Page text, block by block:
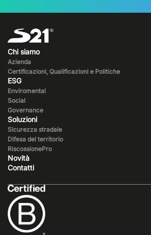
Chi siamo
Azienda
Certificazioni, Qualificazioni e Politiche
ESG
Enviromental
Social
Governance
Soluzioni
Sicurezza stradale
Difesa del territorio
RiscossionePro
Novità
Contatti